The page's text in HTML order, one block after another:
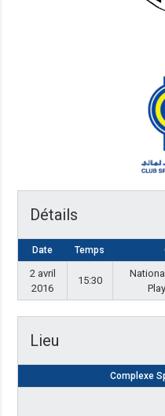
Détails
Date Temps
2 avril
2016
15:30
Lieu
Complexe